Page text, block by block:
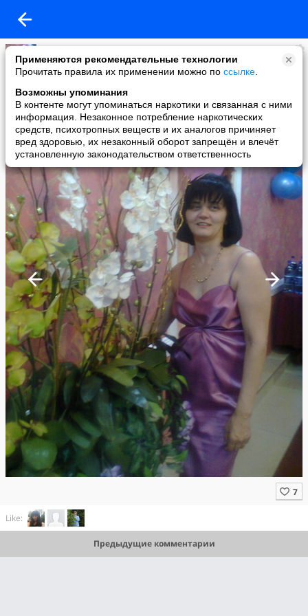
Применяются рекомендательные технологии
Прочитать правила их применении можно по ссылке
Возможны упоминания
В контенте могут упоминаться наркотики и связанная с ними
информация. Незаконное потребление наркотических
средств, психотропных веществ и их аналогов причиняет
вред здоровью, их незаконный оборот запрещён и влечёт
установленную законодательством ответственность
Вера Титова
added a photo
21 Feb в 19:08
Like:
Предыдущие комментарии